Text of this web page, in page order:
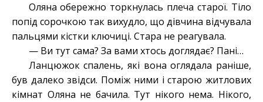
Оляна обережно торкнулась плеча старої. Тіло
попід сорочкою так вихудло, що дівчина відчувала
пальцями кістки ключиці. Стара не реагувала.
— Ви тут сама? За вами хтось доглядає? Пані…
Ланцюжок спалень, які вона оглядала раніше,
був далеко звідси. Поміж ними і старою житлових
кімнат Оляна не бачила. Тут нікого нема. Нікого,